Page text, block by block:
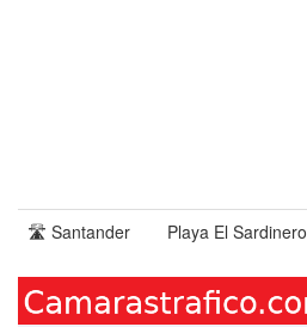
🛣️ Santander Playa El Sardinero